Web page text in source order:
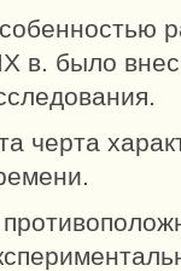
в. было
черта